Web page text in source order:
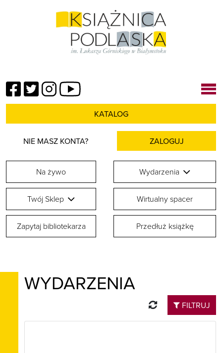
KATALOG
NIE MASZ KONTA? ZALOGUJ
Facebook
TwitterInstagram
YouTube
Na żywo Wydarzenia
Twój Sklep Wirtualny spacer
Zapytaj bibliotekarza Przedłuż książkę
WYDARZENIA
OdświeżFILTRUJ